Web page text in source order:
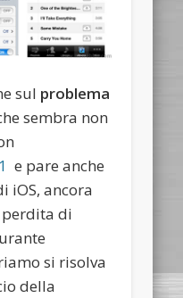
sul problema
sembra non
e pare anche
iOS, ancora
di
si risolva
della